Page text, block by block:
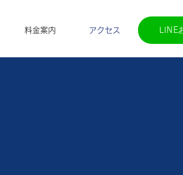
料金案内 アクセス LINE